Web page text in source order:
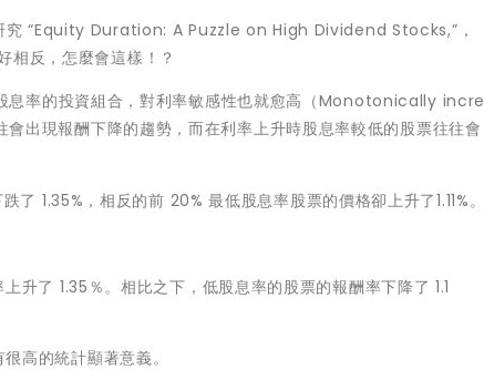
“Equity Duration: A Puzzle on High Dividend Stocks,”，
相反，怎麼會這樣！？
息率的投資組合，對利率敏感性也就愈高（Monotonically incre
出現報酬下降的趨勢，而在利率上升時股息率較低的股票往往會
1.35%，相反的前 20% 最低股息率股票的價格卻上升了1.11%。
升了 1.35％。相比之下，低股息率的股票的報酬率下降了 1.1
高的統計顯著意義。